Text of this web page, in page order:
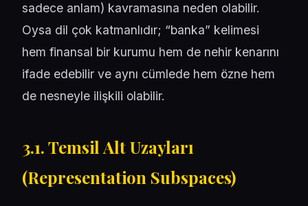
sadece anlam) kavramasına neden olabilir.
Oysa dil çok katmanlıdır; “banka” kelimesi
hem finansal bir kurumu hem de nehir kenarını
ifade edebilir ve aynı cümlede hem özne hem
de nesneyle ilişkili olabilir.
3.1. Temsil Alt Uzayları
(Representation Subspaces)